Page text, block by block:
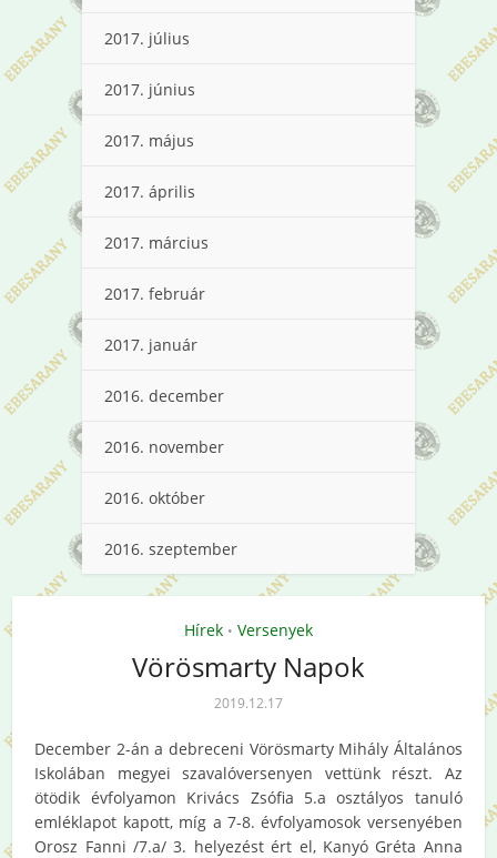
2017. július
2017. június
2017. május
2017. április
2017. március
2017. február
2017. január
2016. december
2016. november
2016. október
2016. szeptember
Hírek • Versenyek
Vörösmarty Napok
2019.12.17
December 2-án a debreceni Vörösmarty Mihály Általános
Iskolában megyei szavalóversenyen vettünk részt. Az
ötödik évfolyamon Krivács Zsófia 5.a osztályos tanuló
emléklapot kapott, míg a 7-8. évfolyamosok versenyében
Orosz Fanni /7.a/ 3. helyezést ért el, Kanyó Gréta Anna